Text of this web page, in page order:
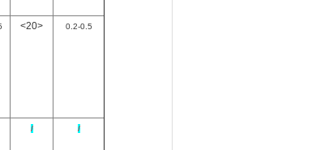
<20> 0.2-0.5
/ /